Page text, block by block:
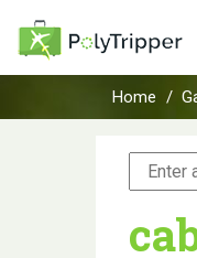
Home